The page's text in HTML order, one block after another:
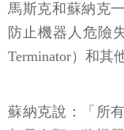
馬斯克和蘇納克
防止機器人危險
Terminator）和其
蘇納克說：「所